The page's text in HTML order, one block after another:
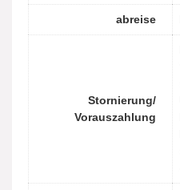
abreise
Stornierung/
Vorauszahlung